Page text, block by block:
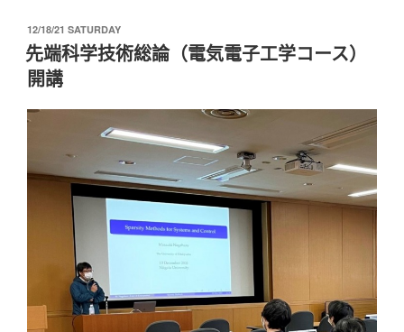
ail
y
n
k
发
布
于
12/18/21 SATURDAY
先端科学技術総論（電気電子工学コース）
開講